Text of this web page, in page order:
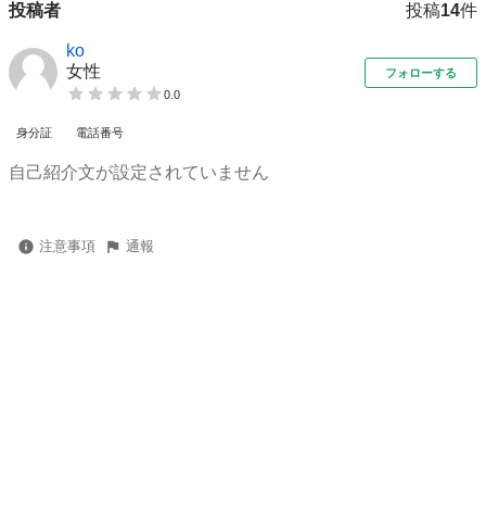
投稿者 投稿14件
ko
女性
0.0
フォローする
身分証 電話番号
自己紹介文が設定されていません
注意事項 通報